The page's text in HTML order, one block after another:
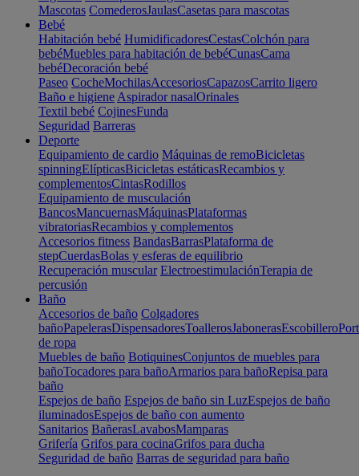
Mascotas ComederosJaulasCasetas para mascotas
Bebé
Habitación bebé HumidificadoresCestasColchón para
bebéMuebles para habitación de bebéCunasCama
bebéDecoración bebé
Paseo CocheMochilasAccesoriosCapazosCarrito ligero
Baño e higiene Aspirador nasalOrinales
Textil bebé CojinesFunda
Seguridad Barreras
Deporte
Equipamiento de cardio Máquinas de remoBicicletas
spinningElípticasBicicletas estáticasRecambios y
complementosCintasRodillos
Equipamiento de musculación
BancosMancuernasMáquinasPlataformas
vibratoriasRecambios y complementos
Accesorios fitness BandasBarrasPlataforma de
stepCuerdasBolas y esferas de equilibrio
Recuperación muscular ElectroestimulaciónTerapia de
percusión
Baño
Accesorios de baño Colgadores
bañoPapelerasDispensadoresToallerosJabonerasEscobillero
de ropa
Muebles de baño BotiquinesConjuntos de muebles para
bañoTocadores para bañoArmarios para bañoRepisa para
baño
Espejos de baño Espejos de baño sin LuzEspejos de baño
iluminadosEspejos de baño con aumento
Sanitarios BañerasLavabosMamparas
Grifería Grifos para cocinaGrifos para ducha
Seguridad de baño Barras de seguridad para baño